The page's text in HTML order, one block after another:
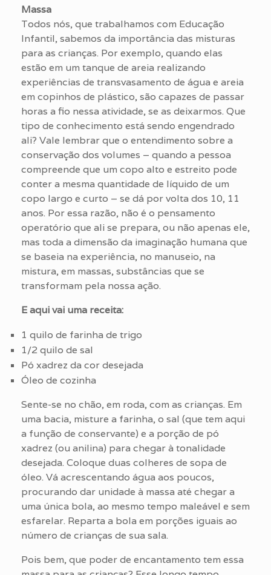
Massa
Todos nós, que trabalhamos com Educação
Infantil, sabemos da importância das misturas
para as crianças. Por exemplo, quando elas
estão em um tanque de areia realizando
experiências de transvasamento de água e areia
em copinhos de plástico, são capazes de passar
horas a fio nessa atividade, se as deixarmos. Que
tipo de conhecimento está sendo engendrado
ali? Vale lembrar que o entendimento sobre a
conservação dos volumes – quando a pessoa
compreende que um copo alto e estreito pode
conter a mesma quantidade de líquido de um
copo largo e curto – se dá por volta dos 10, 11
anos. Por essa razão, não é o pensamento
operatório que ali se prepara, ou não apenas ele,
mas toda a dimensão da imaginação humana que
se baseia na experiência, no manuseio, na
mistura, em massas, substâncias que se
transformam pela nossa ação.
E aqui vai uma receita:
1 quilo de farinha de trigo
1/2 quilo de sal
Pó xadrez da cor desejada
Óleo de cozinha
Sente-se no chão, em roda, com as crianças. Em
uma bacia, misture a farinha, o sal (que tem aqui
a função de conservante) e a porção de pó
xadrez (ou anilina) para chegar à tonalidade
desejada. Coloque duas colheres de sopa de
óleo. Vá acrescentando água aos poucos,
procurando dar unidade à massa até chegar a
uma única bola, ao mesmo tempo maleável e sem
esfarelar. Reparta a bola em porções iguais ao
número de crianças de sua sala.
Pois bem, que poder de encantamento tem essa